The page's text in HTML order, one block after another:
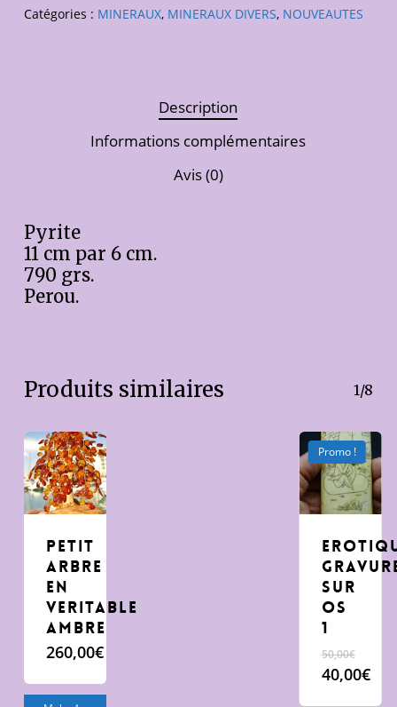
Catégories : MINERAUX, MINERAUX DIVERS, NOUVEAUTES
Description
Informations complémentaires
Avis (0)
Pyrite
11 cm par 6 cm.
790 grs.
Perou.
Produits similaires 1/8
Petit
arbre
en
veritable
Ambre
260,00€
Promo !
sur
os
1
50,00€Le
prix
40,00€